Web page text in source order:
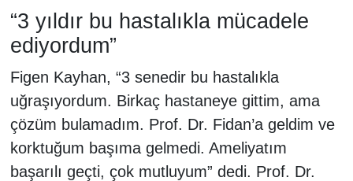
“3 yıldır bu hastalıkla mücadele
ediyordum”
Figen Kayhan, “3 senedir bu hastalıkla
uğraşıyordum. Birkaç hastaneye gittim, ama
çözüm bulamadım. Prof. Dr. Fidan’a geldim ve
korktuğum başıma gelmedi. Ameliyatım
başarılı geçti, çok mutluyum” dedi. Prof. Dr.